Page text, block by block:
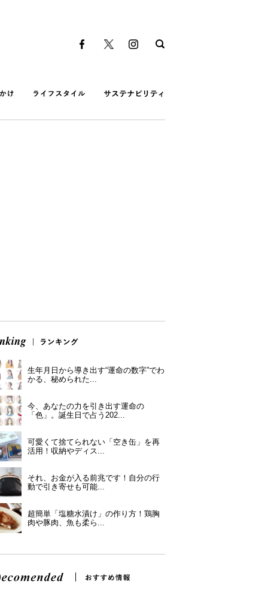
生年月日から導き出す“運命の数字”でわ
かる、秘められた...
今、あなたの力を引き出す運命の
「色」。誕生日で占う202...
可愛くて捨てられない「空き缶」を再
活用！収納やディス...
それ、お金が入る前兆です！自分の行
動で引き寄せも可能...
超簡単「塩糖水漬け」の作り方！鶏胸
肉や豚肉、魚も柔ら...